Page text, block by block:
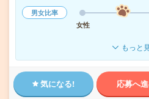
男女比率
女性
もっと
気になる! 応募へ